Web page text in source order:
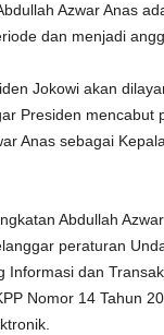
Azwar Anas
dan menjadi
Jokowi akan
Presiden mencabut
Anas sebagai
Abdullah
peraturan
Informasi dan
Nomor 14 Tahun